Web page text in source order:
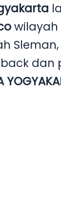
wilayah